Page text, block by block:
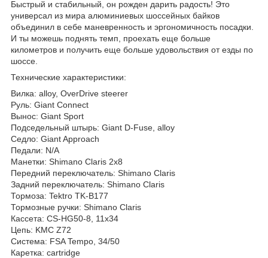
Быстрый и стабильный, он рожден дарить радость! Это
универсал из мира алюминиевых шоссейных байков
объединил в себе маневренность и эргономичность посадки.
И ты можешь поднять темп, проехать еще больше
километров и получить еще больше удовольствия от езды по
шоссе.
Технические характеристики:
Вилка: alloy, OverDrive steerer
Руль: Giant Connect
Вынос: Giant Sport
Подседельный штырь: Giant D-Fuse, alloy
Седло: Giant Approach
Педали: N/A
Манетки: Shimano Claris 2x8
Передний переключатель: Shimano Claris
Задний переключатель: Shimano Claris
Тормоза: Tektro TK-B177
Тормозные ручки: Shimano Claris
Кассета: CS-HG50-8, 11x34
Цепь: KMC Z72
Система: FSA Tempo, 34/50
Каретка: cartridge